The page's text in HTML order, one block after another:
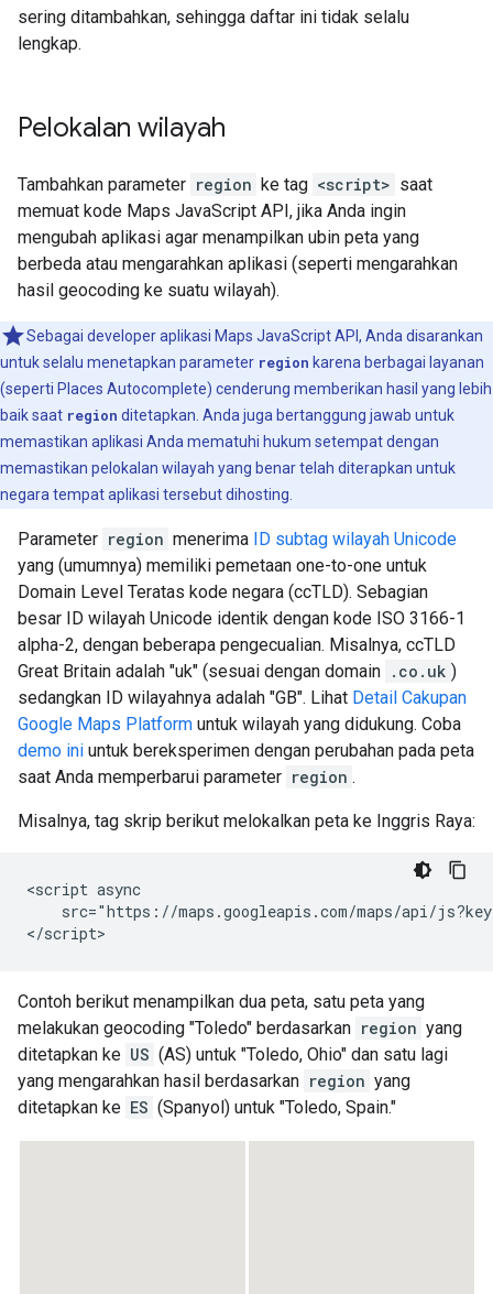
sering ditambahkan, sehingga daftar ini tidak selalu
lengkap.
Pelokalan wilayah
Tambahkan parameter region ke tag <script> saat
memuat kode Maps JavaScript API, jika Anda ingin
mengubah aplikasi agar menampilkan ubin peta yang
berbeda atau mengarahkan aplikasi (seperti mengarahkan
hasil geocoding ke suatu wilayah).
Sebagai developer aplikasi Maps JavaScript API, Anda disarankan
untuk selalu menetapkan parameter region karena berbagai layanan
(seperti Places Autocomplete) cenderung memberikan hasil yang lebih
baik saat region ditetapkan. Anda juga bertanggung jawab untuk
memastikan aplikasi Anda mematuhi hukum setempat dengan
memastikan pelokalan wilayah yang benar telah diterapkan untuk
negara tempat aplikasi tersebut dihosting.
Parameter region menerima ID subtag wilayah Unicode
yang (umumnya) memiliki pemetaan one-to-one untuk
Domain Level Teratas kode negara (ccTLD). Sebagian
besar ID wilayah Unicode identik dengan kode ISO 3166-1
alpha-2, dengan beberapa pengecualian. Misalnya, ccTLD
Great Britain adalah "uk" (sesuai dengan domain .co.uk )
sedangkan ID wilayahnya adalah "GB". Lihat Detail Cakupan
Google Maps Platform untuk wilayah yang didukung. Coba
demo ini untuk bereksperimen dengan perubahan pada peta
saat Anda memperbarui parameter region .
Misalnya, tag skrip berikut melokalkan peta ke Inggris Raya:
<script async
src="https://maps.googleapis.com/maps/api/
</script>
Contoh berikut menampilkan dua peta, satu peta yang
melakukan geocoding "Toledo" berdasarkan region yang
ditetapkan ke US (AS) untuk "Toledo, Ohio" dan satu lagi
yang mengarahkan hasil berdasarkan region yang
ditetapkan ke ES (Spanyol) untuk "Toledo, Spain."